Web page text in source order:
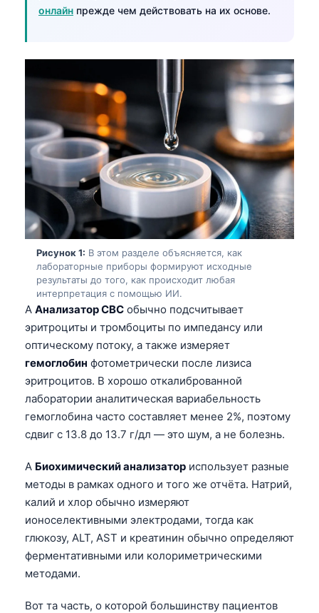
онлайн прежде чем действовать на их основе.
Рисунок 1: В этом разделе объясняется, как
лабораторные приборы формируют исходные
результаты до того, как происходит любая
интерпретация с помощью ИИ.
A Анализатор CBC обычно подсчитывает
эритроциты и тромбоциты по импедансу или
оптическому потоку, а также измеряет
гемоглобин фотометрически после лизиса
эритроцитов. В хорошо откалиброванной
лаборатории аналитическая вариабельность
гемоглобина часто составляет менее 2%, поэтому
сдвиг с 13.8 до 13.7 г/дл — это шум, а не болезнь.
A Биохимический анализатор использует разные
методы в рамках одного и того же отчёта. Натрий,
калий и хлор обычно измеряют
ионоселективными электродами, тогда как
глюкозу, ALT, AST и креатинин обычно определяют
ферментативными или колориметрическими
методами.
Вот та часть, о которой большинству пациентов